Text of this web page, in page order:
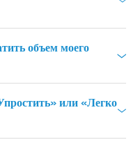
объем моего
или «Легко